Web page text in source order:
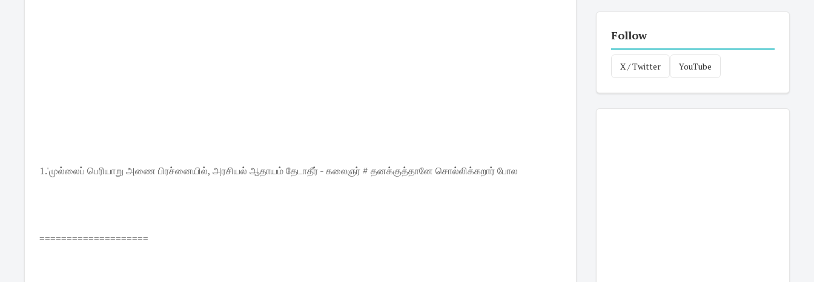
1.'முல்லைப் பெரியாறு அணை பிரச்னையில், அரசியல் ஆதாயம் தேடாதீர் - கலைஞர் # தனக்குத்தானே சொல்லிக்கறார் போல
====================
Follow
X / Twitter YouTube